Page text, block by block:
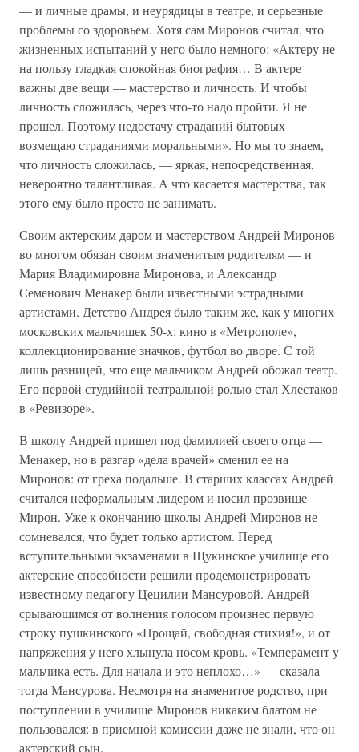
— и личные драмы, и неурядицы в театре, и серьезные
проблемы со здоровьем. Хотя сам Миронов считал, что
жизненных испытаний у него было немного: «Актеру не
на пользу гладкая спокойная биография… В актере
важны две вещи — мастерство и личность. И чтобы
личность сложилась, через что-то надо пройти. Я не
прошел. Поэтому недостачу страданий бытовых
возмещаю страданиями моральными». Но мы то знаем,
что личность сложилась, — яркая, непосредственная,
невероятно талантливая. А что касается мастерства, так
этого ему было просто не занимать.
Своим актерским даром и мастерством Андрей Миронов
во многом обязан своим знаменитым родителям — и
Мария Владимировна Миронова, и Александр
Семенович Менакер были известными эстрадными
артистами. Детство Андрея было таким же, как у многих
московских мальчишек 50-х: кино в «Метрополе»,
коллекционирование значков, футбол во дворе. С той
лишь разницей, что еще мальчиком Андрей обожал театр.
Его первой студийной театральной ролью стал Хлестаков
в «Ревизоре».
В школу Андрей пришел под фамилией своего отца —
Менакер, но в разгар «дела врачей» сменил ее на
Миронов: от греха подальше. В старших классах Андрей
считался неформальным лидером и носил прозвище
Мирон. Уже к окончанию школы Андрей Миронов не
сомневался, что будет только артистом. Перед
вступительными экзаменами в Щукинское училище его
актерские способности решили продемонстрировать
известному педагогу Цецилии Мансуровой. Андрей
срывающимся от волнения голосом произнес первую
строку пушкинского «Прощай, свободная стихия!», и от
напряжения у него хлынула носом кровь. «Темперамент у
мальчика есть. Для начала и это неплохо…» — сказала
тогда Мансурова. Несмотря на знаменитое родство, при
поступлении в училище Миронов никаким блатом не
пользовался: в приемной комиссии даже не знали, что он
актерский сын.